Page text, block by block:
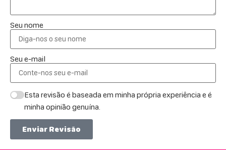
Seu nome
Seu e-mail
Esta revisão é baseada em minha própria experiência e é
minha opinião genuína.
Enviar Revisão